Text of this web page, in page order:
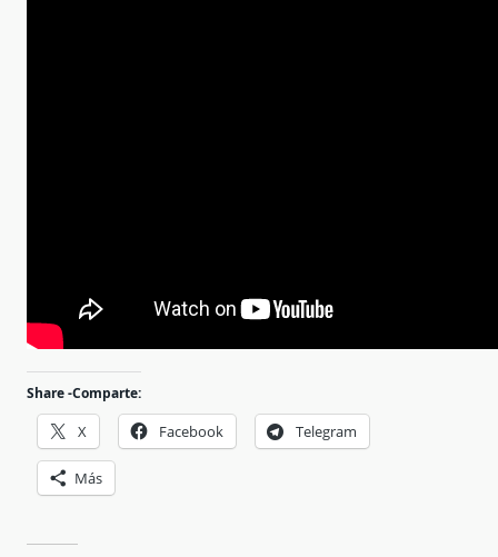
Share -Comparte:
X Facebook Telegram
Más